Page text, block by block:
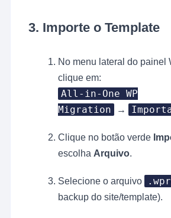
3. Importe o Template
No menu lateral do painel
clique em:
All-in-One WP
Migration
→
Clique no botão verde
escolha Arquivo.
Selecione o arquivo
backup do site/template).